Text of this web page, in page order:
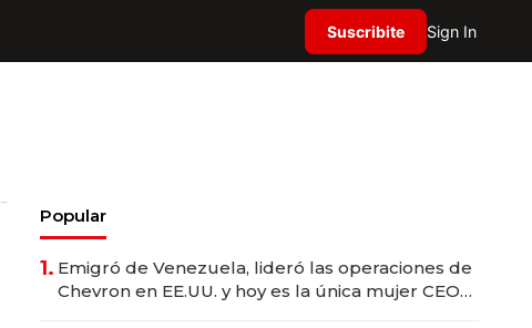
Suscribite Sign In
Popular
1. Emigró de Venezuela, lideró las operaciones de
Chevron en EE.UU. y hoy es la única mujer CEO